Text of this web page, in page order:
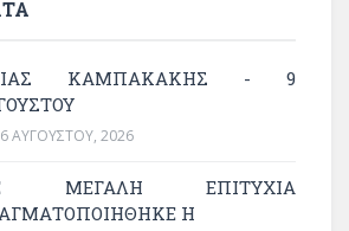
ΚΑΜΠΑΚΑΚΗΣ - 9
6 ΑΥΓΟΎΣΤΟΥ, 2026
ΜΕΓΆΛΗ ΕΠΙΤΥΧΊΑ
Η